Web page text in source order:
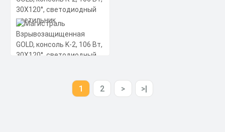
Взрывозащищенная
GOLD, консоль K-2, 106
1 2 > >|